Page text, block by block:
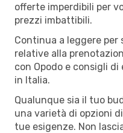
offerte imperdibili per
prezzi imbattibili.
Continua a leggere
relative alla
con Opodo e consigli
in Italia.
Qualunque sia il tuo
una varietà di opzioni
tue esigenze. Non